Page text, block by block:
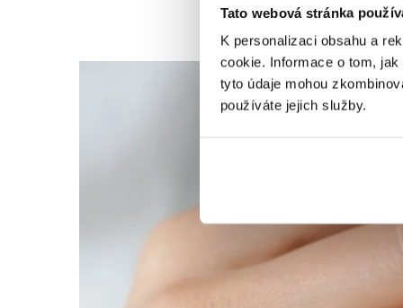
Tato webová stránka
K personalizaci obsahu a
cookie. Informace o tom,
tyto údaje mohou
používáte jejich služby.